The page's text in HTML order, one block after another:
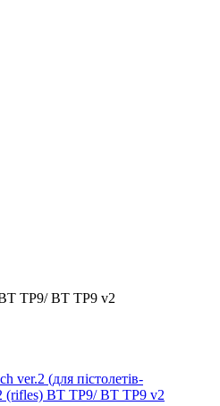
ver.2 (для пістолетів-
(rifles) BT TP9/ BT TP9 v2